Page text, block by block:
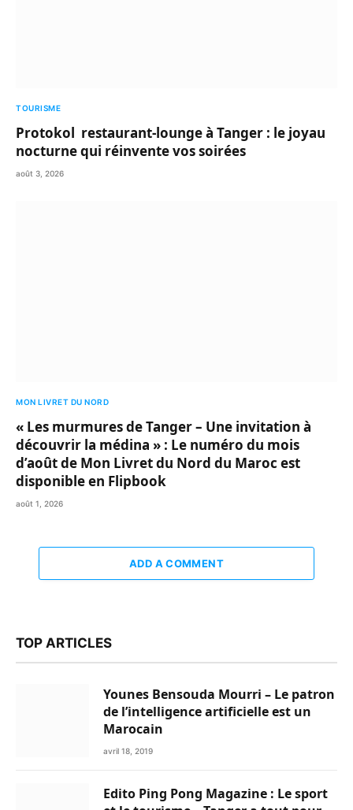
TOURISME
Protokol restaurant-lounge à Tanger : le joyau
nocturne qui réinvente vos soirées
août 3, 2026
MON LIVRET DU NORD
« Les murmures de Tanger – Une invitation à
découvrir la médina » : Le numéro du mois
d’août de Mon Livret du Nord du Maroc est
disponible en Flipbook
août 1, 2026
ADD A COMMENT
TOP ARTICLES
Younes Bensouda Mourri – Le patron
de l’intelligence artificielle est un
Marocain
avril 18, 2019
Edito Ping Pong Magazine : Le sport